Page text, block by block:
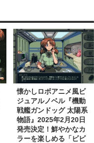
懐かしロボアニメ風ビ
ジュアルノベル『機動
戦艦ガンドッグ 太陽系
物語』2025年2月20日
発売決定！鮮やかなカ
ラーを楽しめる「ビビ